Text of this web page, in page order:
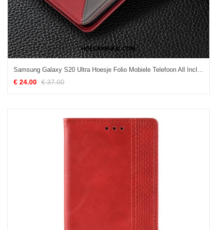
Samsung Galaxy S20 Ultra Hoesje Folio Mobiele Telefoon All Inclusive, Samsung Galaxy S20 Ultra Hoesje Ster Rood
€ 24.00 € 37.00